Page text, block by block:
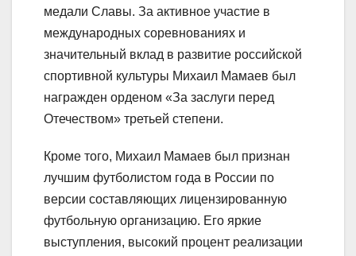
медали Славы. За активное участие в
международных соревнованиях и
значительный вклад в развитие российской
спортивной культуры Михаил Мамаев был
награжден орденом «За заслуги перед
Отечеством» третьей степени.
Кроме того, Михаил Мамаев был признан
лучшим футболистом года в России по
версии составляющих лицензированную
футбольную организацию. Его яркие
выступления, высокий процент реализации